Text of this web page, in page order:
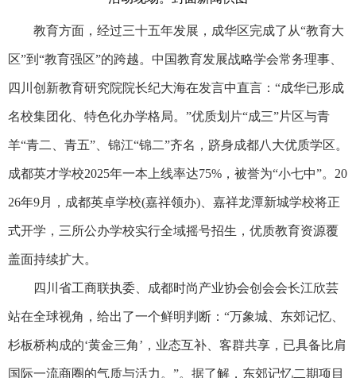
教育方面，经过三十五年发展，成华区完成了从“教育大
区”到“教育强区”的跨越。中国教育发展战略学会常务理事、
四川创新教育研究院院长纪大海在发言中直言：“成华已形成
名校集团化、特色化办学格局。”优质划片“成三”片区与青
羊“青二、青五”、锦江“锦二”齐名，跻身成都八大优质学区。
成都英才学校2025年一本上线率达75%，被誉为“小七中”。20
26年9月，成都英卓学校(嘉祥领办)、嘉祥龙潭新城学校将正
式开学，三所公办学校实行全域摇号招生，优质教育资源覆
盖面持续扩大。
四川省工商联执委、成都时尚产业协会创会会长江欣芸
站在全球视角，给出了一个鲜明判断：“万象城、东郊记忆、
杉板桥构成的‘黄金三角’，业态互补、客群共享，已具备比肩
国际一流商圈的气质与活力。”。据了解，东郊记忆二期项目